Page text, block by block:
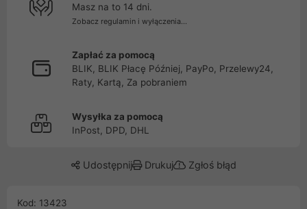
Masz na to 14 dni.
Zobacz regulamin i wyłączenia...
Zapłać za pomocą
BLIK, BLIK Płacę Później, PayPo, Przelewy24,
Raty, Kartą, Za pobraniem
Wysyłka za pomocą
InPost, DPD, DHL
Udostępnij Drukuj Zgłoś błąd
Kod: 13423